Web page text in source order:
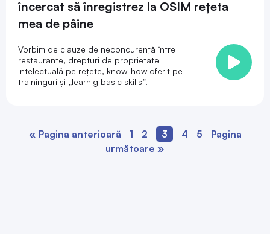
încercat să înregistrez la OSIM rețeta
mea de pâine
Vorbim de clauze de neconcurență între
restaurante, drepturi de proprietate
intelectuală pe rețete, know-how oferit pe
traininguri și „learnig basic skills”.
« Pagina anterioară 1 2 3 4 5
Pagina
următoare »